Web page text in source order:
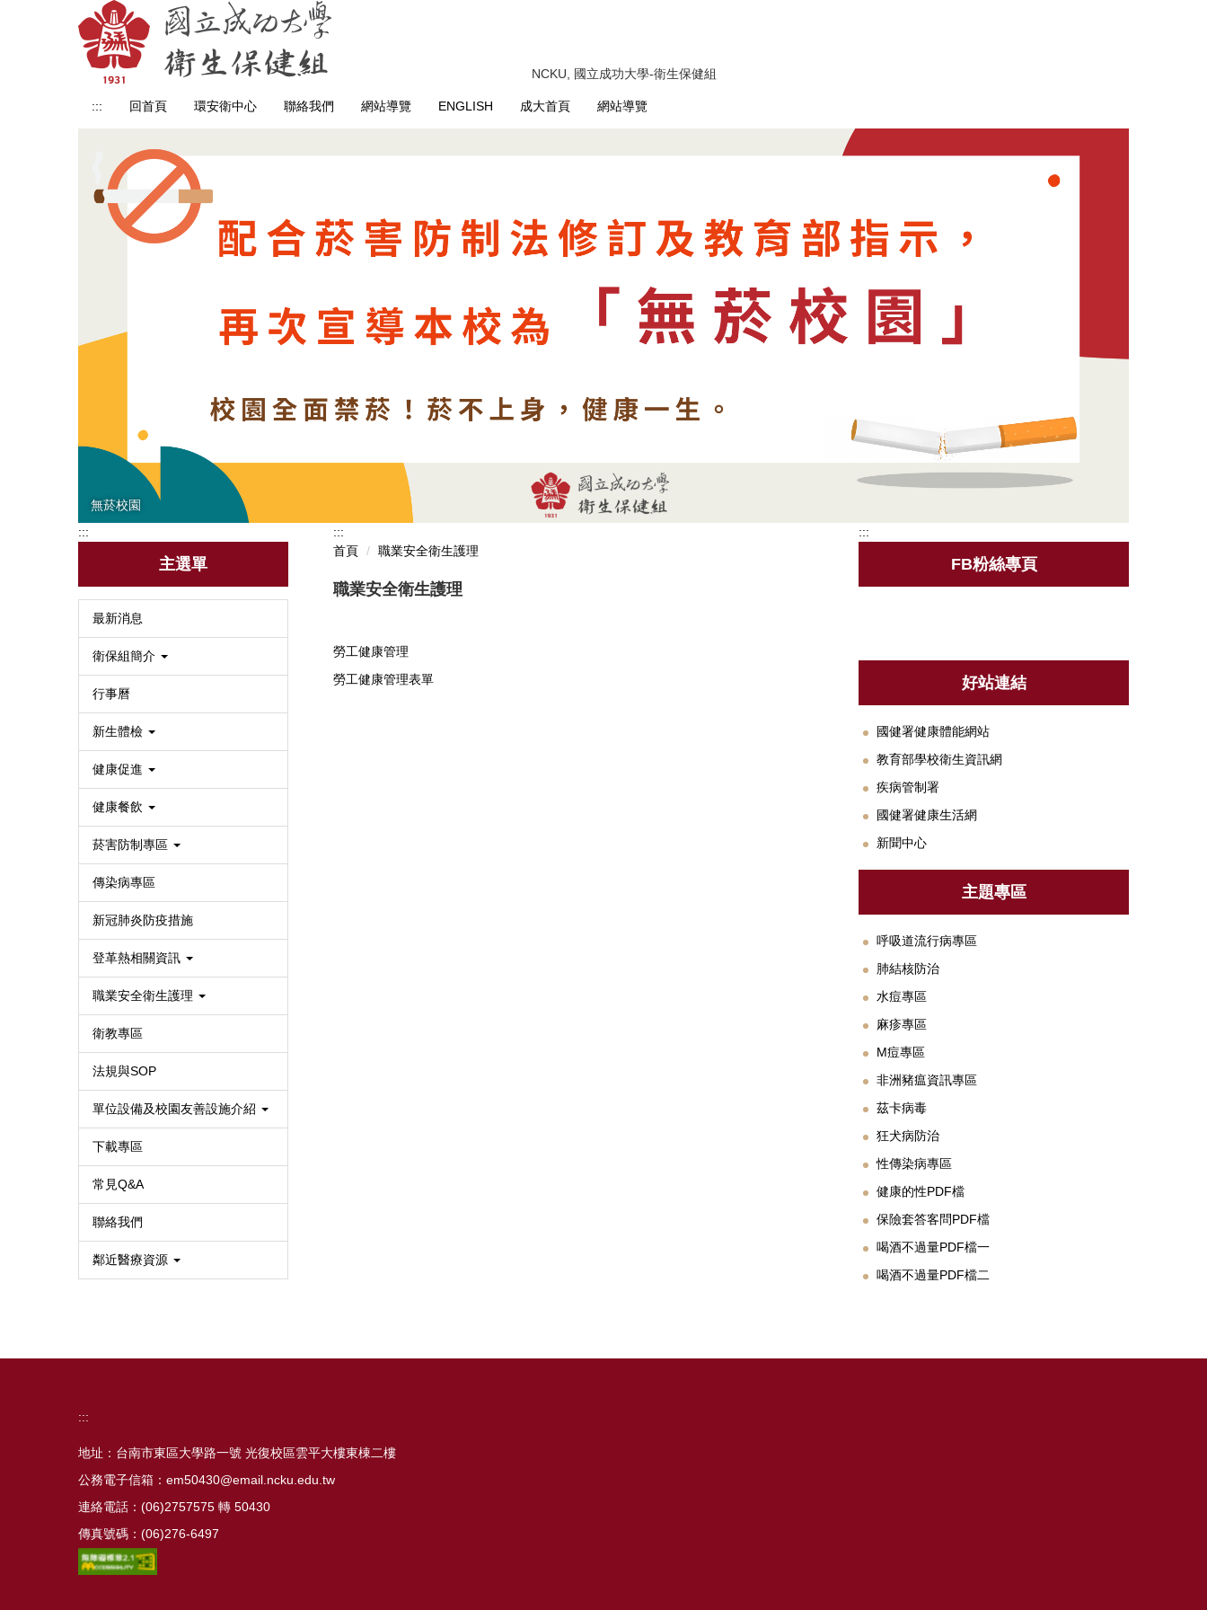
NCKU, 國立成功大學-衛生保健組
::: 回首頁 環安衛中心 聯絡我們 網站導覽 ENGLISH 成大首頁 網站導覽
無菸校園
:::
主選單
最新消息
衛保組簡介
行事曆
新生體檢
健康促進
健康餐飲
菸害防制專區
傳染病專區
新冠肺炎防疫措施
登革熱相關資訊
職業安全衛生護理
衛教專區
法規與SOP
單位設備及校園友善設施介紹
下載專區
常見Q&A
聯絡我們
鄰近醫療資源
:::
首頁
職業安全衛生護理
職業安全衛生護理
勞工健康管理
勞工健康管理表單
:::
FB粉絲專頁
好站連結
國健署健康體能網站
教育部學校衛生資訊網
疾病管制署
國健署健康生活網
新聞中心
主題專區
呼吸道流行病專區
肺結核防治
水痘專區
麻疹專區
M痘專區
非洲豬瘟資訊專區
茲卡病毒
狂犬病防治
性傳染病專區
健康的性PDF檔
保險套答客問PDF檔
喝酒不過量PDF檔一
喝酒不過量PDF檔二
:::
地址：台南市東區大學路一號 光復校區雲平大樓東棟二樓
公務電子信箱：em50430@email.ncku.edu.tw
連絡電話：(06)2757575 轉 50430
傳真號碼：(06)276-6497